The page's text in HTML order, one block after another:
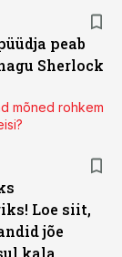
peab
Sherlock
mõned rohkem
Loe siit,
jõe
kala